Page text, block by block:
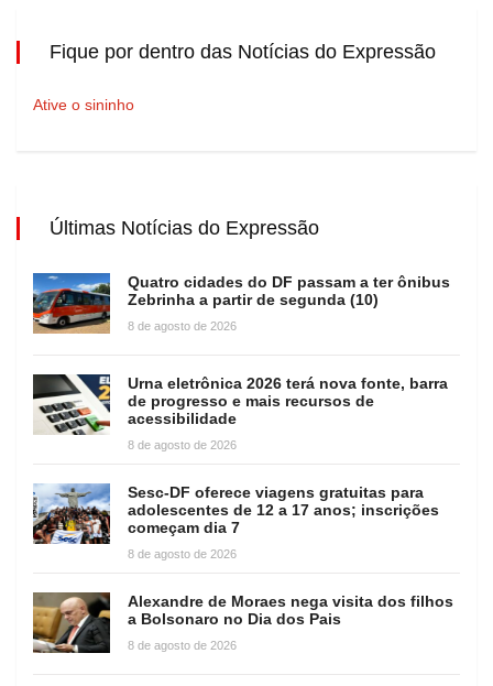
Fique por dentro das Notícias do Expressão
Ative o sininho
Últimas Notícias do Expressão
Quatro cidades do DF passam a ter ônibus
Zebrinha a partir de segunda (10)
8 de agosto de 2026
Urna eletrônica 2026 terá nova fonte, barra
de progresso e mais recursos de
acessibilidade
8 de agosto de 2026
Sesc-DF oferece viagens gratuitas para
adolescentes de 12 a 17 anos; inscrições
começam dia 7
8 de agosto de 2026
Alexandre de Moraes nega visita dos filhos
a Bolsonaro no Dia dos Pais
8 de agosto de 2026